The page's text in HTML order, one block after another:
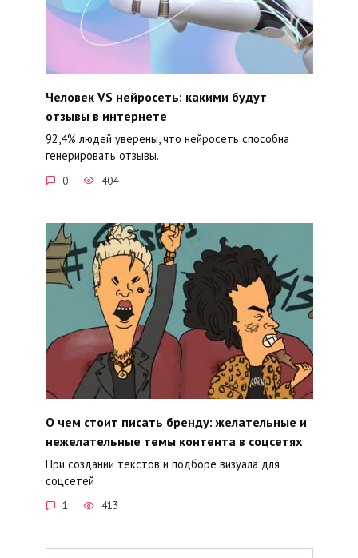
Человек VS нейросеть: какими будут
отзывы в интернете
92,4% людей уверены, что нейросеть способна
генерировать отзывы.
0 404
О чем стоит писать бренду: желательные и
нежелательные темы контента в соцсетях
При создании текстов и подборе визуала для
соцсетей
1 413